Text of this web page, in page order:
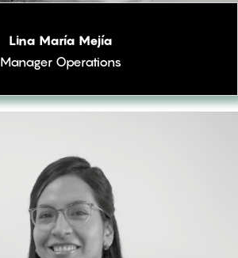
Lina María Mejía
Manager Operations